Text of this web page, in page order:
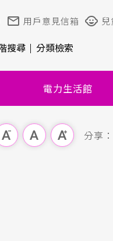
用戶意見信箱
搜尋 分類檢索
電力生活館
分享：